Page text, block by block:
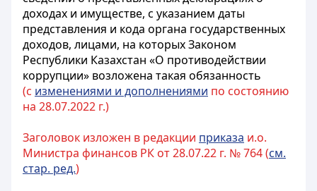
доходах и имуществе, с указанием даты
представления и кода органа государственных
доходов, лицами, на которых Законом
Республики Казахстан «О противодействии
коррупции» возложена такая обязанность
(с изменениями и дополнениями по состоянию
на 28.07.2022 г.)
Заголовок изложен в редакции приказа и.о.
Министра финансов РК от 28.07.22 г. № 764 (см.
стар. ред.)